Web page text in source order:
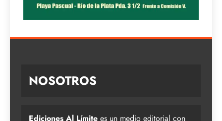
NOSOTROS
Ediciones Al Límite es un medio editorial con